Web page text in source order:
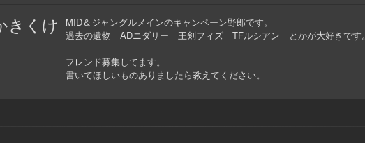
きくけ
MID＆ジャングルメインのキャンペーン野郎です。
過去の遺物 ADニダリー 王剣フィズ TFルシアン とかが大好きです。
フレンド募集してます。
書いてほしいものありましたら教えてください。